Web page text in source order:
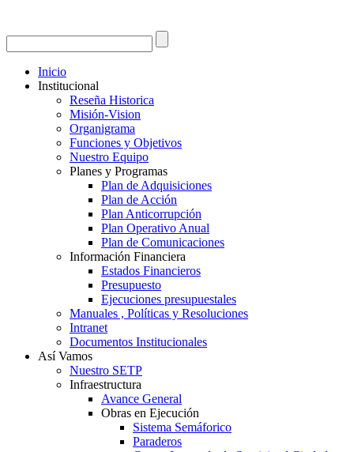
Inicio
Institucional
Reseña Historica
Misión-Vision
Organigrama
Funciones y Objetivos
Nuestro Equipo
Planes y Programas
Plan de Adquisiciones
Plan de Acción
Plan Anticorrupción
Plan Operativo Anual
Plan de Comunicaciones
Información Financiera
Estados Financieros
Presupuesto
Ejecuciones presupuestales
Manuales , Políticas y Resoluciones
Intranet
Documentos Institucionales
Así Vamos
Nuestro SETP
Infraestructura
Avance General
Obras en Ejecución
Sistema Semáforico
Paraderos